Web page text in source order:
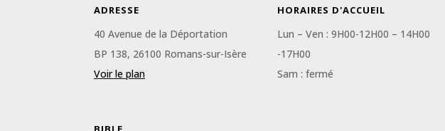
ADRESSE
40 Avenue de la Déportation
BP 138, 26100 Romans-sur-Isère
Voir le plan
HORAIRES D'ACCUEIL
Lun – Ven : 9H00-12H00 – 14H00
-17H00
Sam : fermé